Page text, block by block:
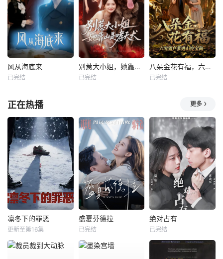
风从海底来
已完结
别惹大小姐，她靠山是哮天犬
已完结
八朵金花有福，六零猎户爹进山挖宝藏
已完结
正在热播 更多
凛冬下的罪恶
更新至第16集
盛夏芬德拉
已完结
绝对占有
已完结